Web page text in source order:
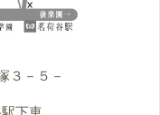
３－５－
下車